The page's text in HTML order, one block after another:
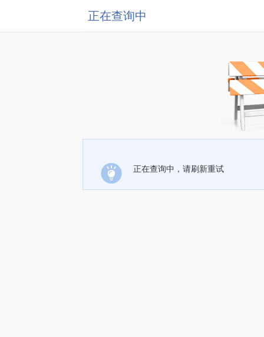
正在查询中
正在查询中，请刷新重试